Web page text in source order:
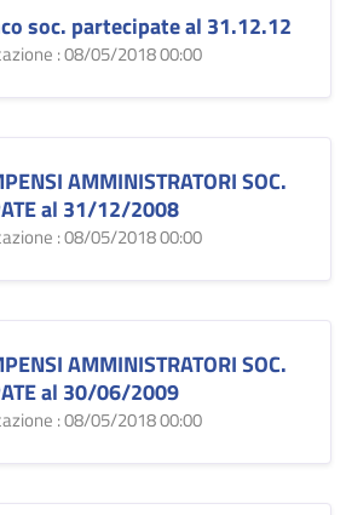
soc. partecipate al 31.12.12
: 08/05/2018 00:00
AMMINISTRATORI SOC.
al 31/12/2008
: 08/05/2018 00:00
AMMINISTRATORI SOC.
al 30/06/2009
: 08/05/2018 00:00